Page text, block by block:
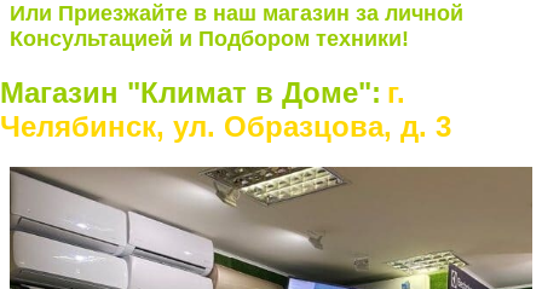
Или Приезжайте в наш магазин за личной
Консультацией и Подбором техники!
Магазин "Климат в Доме": г.
Челябинск, ул. Образцова, д. 3